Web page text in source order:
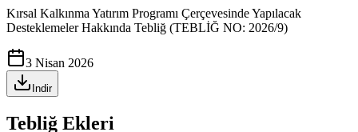
Kırsal Kalkınma Yatırım Programı Çerçevesinde Yapılacak
Desteklemeler Hakkında Tebliğ (TEBLİĞ NO: 2026/9)
3 Nisan 2026
Indir
Tebliğ Ekleri